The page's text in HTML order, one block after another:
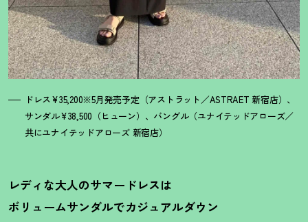
ドレス¥35,200※5月発売予定（アストラット／ASTRAET 新宿店）、
サンダル¥38,500（ヒューン）、バングル（ユナイテッドアローズ／
共にユナイテッドアローズ 新宿店）
レディな大人のサマードレスは
ボリュームサンダルでカジュアルダウン